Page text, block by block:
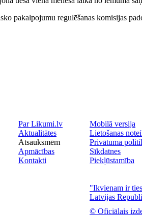
pakalpojumu regulēšanas komisijas
Par Likumi.lv
Aktualitātes
Atsauksmēm
Apmācības
Kontakti
Mobilā versija
Lietošanas
Privātuma
Sīkdatnes
Piekļūstamība
"Ikvienam ir
Latvijas
© Oficiālais